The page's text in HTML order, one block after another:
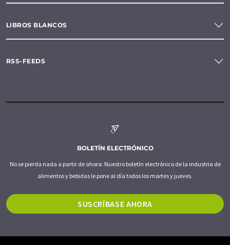
LIBROS BLANCOS
RSS-FEEDS
BOLETÍN ELECTRÓNICO
No se pierda nada a partir de ahora: Nuestro boletín electrónico de la industria de
alimentos y bebidas le pone al día todos los martes y jueves.
SUSCRÍBASE AHORA